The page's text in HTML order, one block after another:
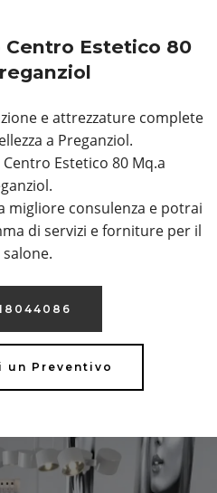
Estetico 80
e attrezzature complete
a Preganziol.
Estetico 80 Mq.a
migliore consulenza e potrai
di servizi e forniture per il
un Preventivo